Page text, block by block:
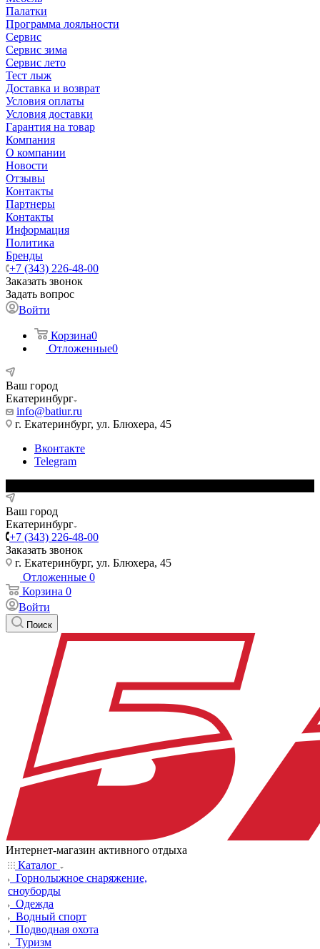
Палатки
Программа лояльности
Сервис
Сервис зима
Сервис лето
Тест лыж
Доставка и возврат
Условия оплаты
Условия доставки
Гарантия на товар
Компания
О компании
Новости
Отзывы
Контакты
Партнеры
Контакты
Информация
Политика
Бренды
+7 (343) 226-48-00
Заказать звонок
Задать вопрос
Войти
Корзина0
Отложенные0
Ваш город
Екатеринбург
info@batiur.ru
г. Екатеринбург, ул. Блюхера, 45
Вконтакте
Telegram
Ваш город
Екатеринбург
+7 (343) 226-48-00
Заказать звонок
г. Екатеринбург, ул. Блюхера, 45
Отложенные 0
Корзина 0
Войти
Поиск
Интернет-магазин активного отдыха
Каталог
Горнолыжное снаряжение,
сноуборды
Одежда
Водный спорт
Подводная охота
Туризм